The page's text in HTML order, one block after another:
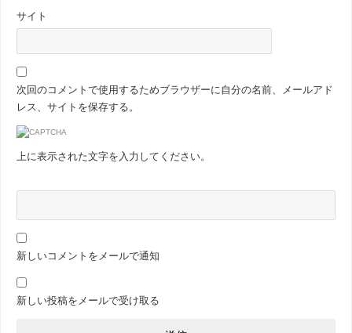
サイト
次回のコメントで使用するためブラウザーに自分の名前、メールアド
レス、サイトを保存する。
上に表示された文字を入力してください。
新しいコメントをメールで通知
新しい投稿をメールで受け取る